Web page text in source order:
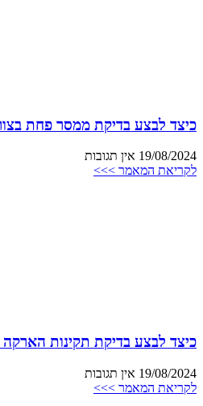
כיצד לבצע בדיקת ממסר פחת
19/08/2024 אין תגובות
לקריאת המאמר >>>
כיצד לבצע בדיקת תקינות הארקה
19/08/2024 אין תגובות
לקריאת המאמר >>>